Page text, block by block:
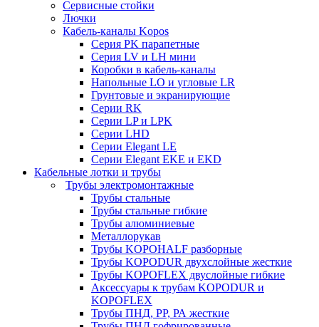
Сервисные стойки
Лючки
Кабель-каналы Kopos
Серия PK парапетные
Серия LV и LH мини
Коробки в кабель-каналы
Напольные LO и угловые LR
Грунтовые и экранирующие
Серии RK
Серии LP и LPK
Серии LHD
Серии Elegant LE
Серии Elegant EKE и EKD
Кабельные лотки и трубы
Трубы электромонтажные
Трубы стальные
Трубы стальные гибкие
Трубы алюминиевые
Металлорукав
Трубы KOPOHALF разборные
Трубы KOPODUR двухслойные жесткие
Трубы KOPOFLEX двуслойные гибкие
Аксессуары к трубам KOPODUR и
KOPOFLEX
Трубы ПНД, РР, РА жесткие